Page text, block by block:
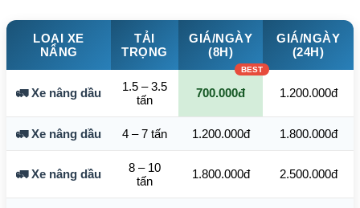
LOẠI XE
NÂNG
TẢI
TRỌNG
GIÁ/NGÀY
(8H)
GIÁ/NGÀY
(24H)
🚛 Xe nâng dầu
1.5 – 3.5
tấn
700.000đ 1.200.000đ
🚛 Xe nâng dầu 4 – 7 tấn 1.200.000đ 1.800.000đ
🚛 Xe nâng dầu
8 – 10
tấn
1.800.000đ 2.500.000đ